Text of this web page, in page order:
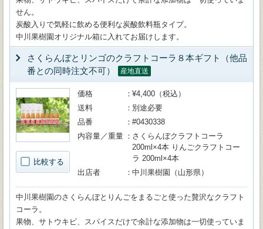
せん。
炭酸入りで気軽に飲める便利な炭酸飲料瓶タイプ。
中川果樹園オリジナル箱に入れてお届けします。
さくらんぼとリンゴのクラフトコーラ８本ギフト（他品
番との同時注文不可）
産地直送
比較する
価格
¥4,400（税込）
送料
別途必要
品番
#0430338
内容量／重量
さくらんぼクラフトコーラ
200ml×4本 りんごクラフトコー
ラ 200ml×4本
出店者
中川果樹園（山形県）
中川果樹園のさくらんぼとりんごをまるごと使った贅沢なクラフト
コーラ。
果物、サトウキビ、スパイスだけで余計な添加物は一切使っていま